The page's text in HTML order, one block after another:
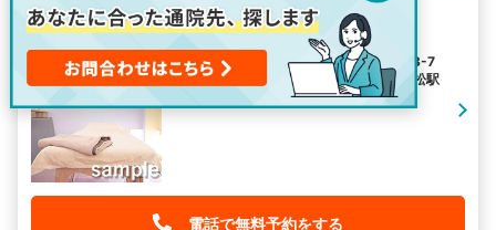
相生鍼灸接骨院
住所：静岡県浜松市中央区中島1-11-13-7
最寄り駅： 浜松駅 / 第一通り駅 / 新浜松駅
アクセス：浜松駅から徒歩14分
電話で無料予約をする